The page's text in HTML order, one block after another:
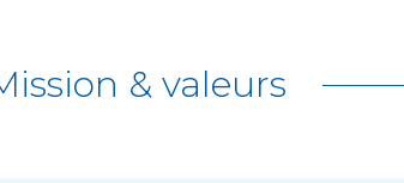
& valeurs